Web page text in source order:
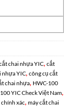
chai nhựa YIC, cắt
nhựa YIC, công cụ cắt
chai nhựa, HWC-100
YIC Check Việt Nam,
xác, máy cắt chai